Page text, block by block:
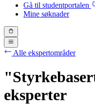
Gå til studentportalen
Mine søknader
Alle ekspertområder
eksperter